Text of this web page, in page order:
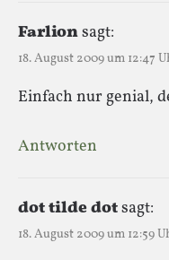
Farlionsagt:
18. August 2009 um 12:47
Einfach nur genial,
Antworten
dot tilde dotsagt:
18. August 2009 um 12:59